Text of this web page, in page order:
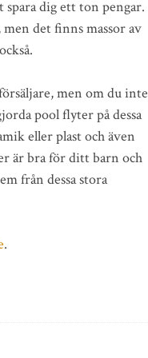
spara dig ett ton pengar.
det finns massor av
men om du inte
pool flyter på dessa
eller plast och även
är bra för ditt barn och
från dessa stora
.